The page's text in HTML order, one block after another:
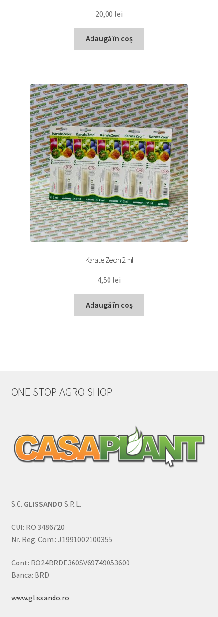
20,00 lei
Adaugă în coș
Karate Zeon 2 ml
4,50 lei
Adaugă în coș
ONE STOP AGRO SHOP
S.C. GLISSANDO S.R.L.
CUI: RO 3486720
Nr. Reg. Com.: J1991002100355
Cont: RO24BRDE360SV69749053600
Banca: BRD
www.glissando.ro